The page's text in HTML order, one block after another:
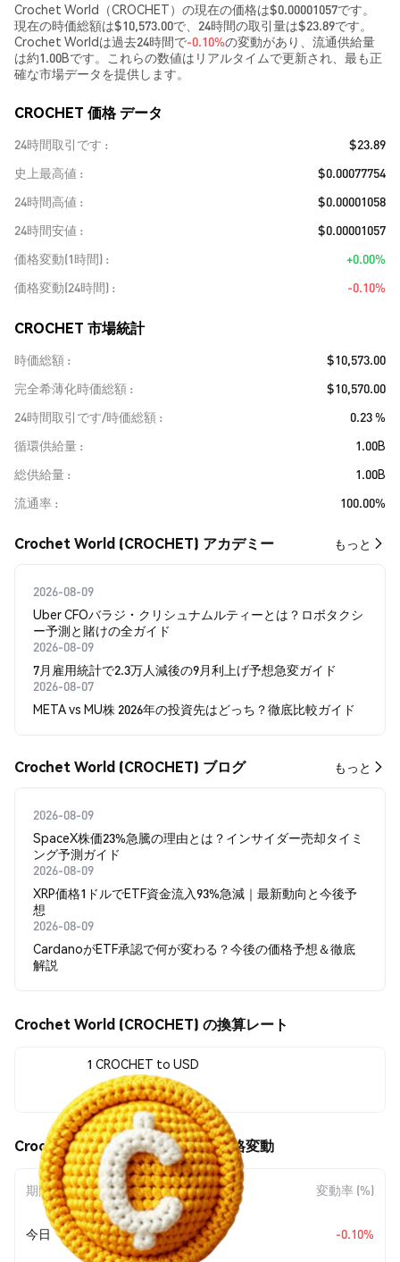
Crochet World（CROCHET）の現在の価格は$0.00001057です。
現在の時価総額は$10,573.00で、24時間の取引量は$23.89です。
Crochet Worldは過去24時間で-0.10%の変動があり、流通供給量
は約1.00Bです。これらの数値はリアルタイムで更新され、最も正
確な市場データを提供します。
CROCHET 価格 データ
24時間取引です
$23.89
史上最高値
$0.00077754
24時間高値
$0.00001058
24時間安値
$0.00001057
価格変動(1時間)
+0.00%
価格変動(24時間)
-0.10%
CROCHET 市場統計
時価総額
$10,573.00
完全希薄化時価総額
$10,570.00
24時間取引です/時価総額
0.23 %
循環供給量
1.00B
総供給量
1.00B
流通率
100.00%
Crochet World (CROCHET) アカデミー もっと
2026-08-09
Uber CFOバラジ・クリシュナムルティーとは？ロボタクシ
ー予測と賭けの全ガイド
2026-08-09
7月雇用統計で2.3万人減後の9月利上げ予想急変ガイド
2026-08-07
META vs MU株 2026年の投資先はどっち？徹底比較ガイド
Crochet World (CROCHET) ブログ もっと
2026-08-09
SpaceX株価23%急騰の理由とは？インサイダー売却タイミ
ング予測ガイド
2026-08-09
XRP価格1ドルでETF資金流入93%急減｜最新動向と今後予
想
2026-08-09
CardanoがETF承認で何が変わる？今後の価格予想＆徹底
解説
Crochet World (CROCHET) の換算レート
1 CROCHET to USD
$0.00001057
Crochet World (CROCHET) の価格変動
期間 金額変動 変動率 (%)
今日 +$0.071082 -0.10%